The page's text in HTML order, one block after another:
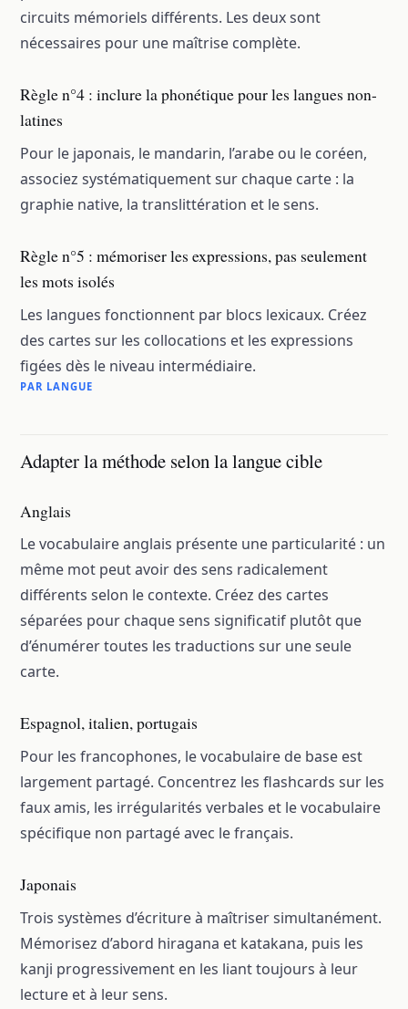
circuits mémoriels différents. Les deux sont
nécessaires pour une maîtrise complète.
Règle n°4 : inclure la phonétique pour les langues non-
latines
Pour le japonais, le mandarin, l’arabe ou le coréen,
associez systématiquement sur chaque carte : la
graphie native, la translittération et le sens.
Règle n°5 : mémoriser les expressions, pas seulement
les mots isolés
Les langues fonctionnent par blocs lexicaux. Créez
des cartes sur les collocations et les expressions
figées dès le niveau intermédiaire.
PAR LANGUE
Adapter la méthode selon la langue cible
Anglais
Le vocabulaire anglais présente une particularité : un
même mot peut avoir des sens radicalement
différents selon le contexte. Créez des cartes
séparées pour chaque sens significatif plutôt que
d’énumérer toutes les traductions sur une seule
carte.
Espagnol, italien, portugais
Pour les francophones, le vocabulaire de base est
largement partagé. Concentrez les flashcards sur les
faux amis, les irrégularités verbales et le vocabulaire
spécifique non partagé avec le français.
Japonais
Trois systèmes d’écriture à maîtriser simultanément.
Mémorisez d’abord hiragana et katakana, puis les
kanji progressivement en les liant toujours à leur
lecture et à leur sens.